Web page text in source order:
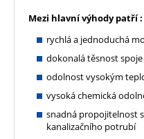
Mezi hlavní výhody patří :
rychlá a jednoduchá
dokonalá těsnost spoje
odolnost vysokým
vysoká chemická
snadná propojitelnost
kanalizačního potrubí